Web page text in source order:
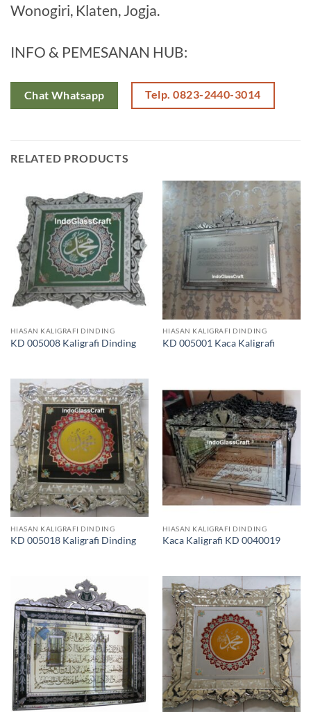
Wonogiri, Klaten, Jogja.
INFO & PEMESANAN HUB:
Chat Whatsapp Telp. 0823-2440-3014
RELATED PRODUCTS
HIASAN KALIGRAFI DINDING
KD 005008 Kaligrafi Dinding
HIASAN KALIGRAFI DINDING
KD 005001 Kaca Kaligrafi
HIASAN KALIGRAFI DINDING
KD 005018 Kaligrafi Dinding
HIASAN KALIGRAFI DINDING
Kaca Kaligrafi KD 0040019